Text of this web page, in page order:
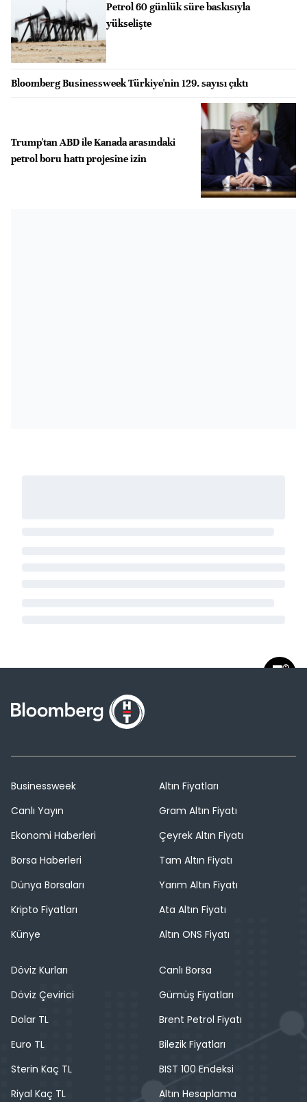
Petrol 60 günlük süre baskısıyla
yükselişte
Bloomberg Businessweek Türkiye'nin 129. sayısı çıktı
Trump'tan ABD ile Kanada arasındaki
petrol boru hattı projesine izin
Businessweek
Canlı Yayın
Ekonomi Haberleri
Borsa Haberleri
Dünya Borsaları
Kripto Fiyatları
Künye
Altın Fiyatları
Gram Altın Fiyatı
Çeyrek Altın Fiyatı
Tam Altın Fiyatı
Yarım Altın Fiyatı
Ata Altın Fiyatı
Altın ONS Fiyatı
Döviz Kurları
Döviz Çevirici
Dolar TL
Euro TL
Sterin Kaç TL
Riyal Kaç TL
Canlı Borsa
Gümüş Fiyatları
Brent Petrol Fiyatı
Bilezik Fiyatları
BIST 100 Endeksi
Altın Hesaplama